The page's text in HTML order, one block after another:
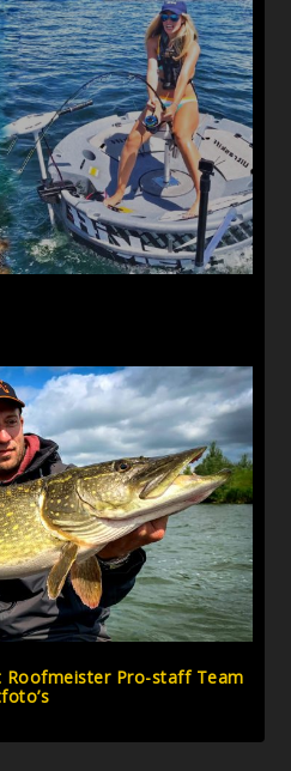
Roofmeister Pro-staff Team